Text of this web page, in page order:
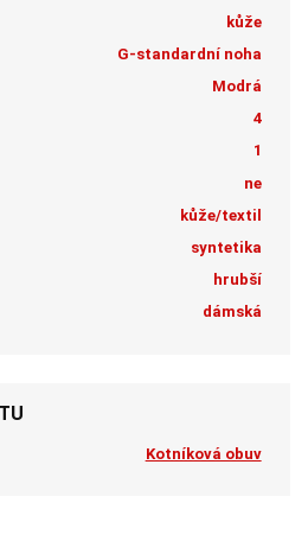
kůže
G-standardní noha
Modrá
4
1
ne
kůže/textil
syntetika
hrubší
dámská
Kotníková obuv